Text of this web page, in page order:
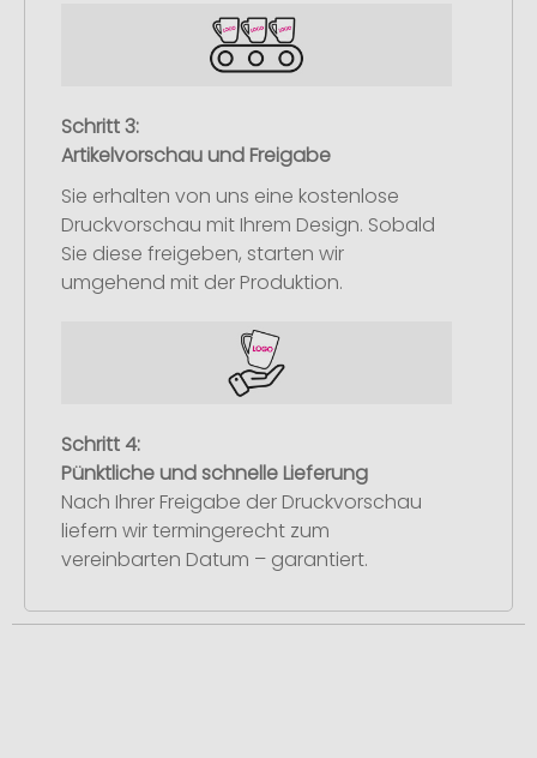
Schritt 3:
Artikelvorschau und Freigabe
Sie erhalten von uns eine kostenlose
Druckvorschau mit Ihrem Design. Sobald
Sie diese freigeben, starten wir
umgehend mit der Produktion.
Schritt 4:
Pünktliche und schnelle Lieferung
Nach Ihrer Freigabe der Druckvorschau
liefern wir termingerecht zum
vereinbarten Datum – garantiert.